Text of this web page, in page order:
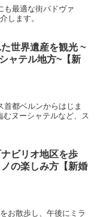
も最適な街パドヴァ
します。
世界遺産を観光 ~
ャテル地方~【新
首都ベルンからはじま
むヌーシャテルなど、ス
ビリオ地区を歩
の楽しみ方【新婚
お散歩し、午後にミラ